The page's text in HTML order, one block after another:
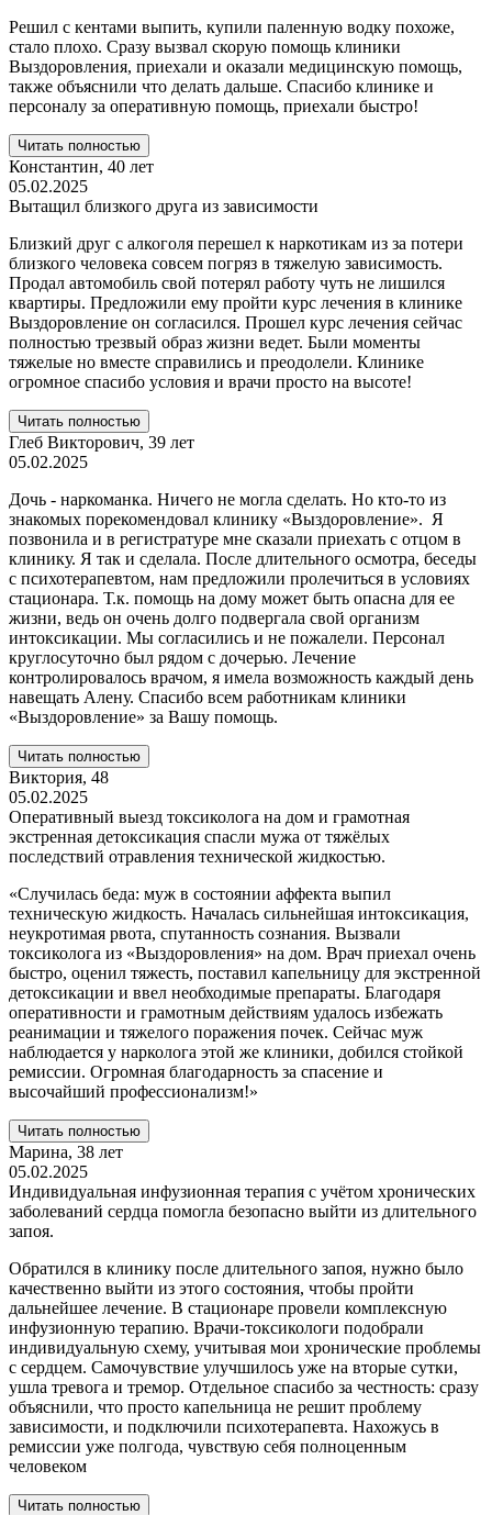
Решил с кентами выпить, купили паленную водку похоже,
стало плохо. Сразу вызвал скорую помощь клиники
Выздоровления, приехали и оказали медицинскую помощь,
также объяснили что делать дальше. Спасибо клинике и
персоналу за оперативную помощь, приехали быстро!
Читать полностью
Константин, 40 лет
05.02.2025
Вытащил близкого друга из зависимости
Близкий друг с алкоголя перешел к наркотикам из за потери
близкого человека совсем погряз в тяжелую зависимость.
Продал автомобиль свой потерял работу чуть не лишился
квартиры. Предложили ему пройти курс лечения в клинике
Выздоровление он согласился. Прошел курс лечения сейчас
полностью трезвый образ жизни ведет. Были моменты
тяжелые но вместе справились и преодолели. Клинике
огромное спасибо условия и врачи просто на высоте!
Читать полностью
Глеб Викторович, 39 лет
05.02.2025
Дочь - наркоманка. Ничего не могла сделать. Но кто-то из
знакомых порекомендовал клинику «Выздоровление». Я
позвонила и в регистратуре мне сказали приехать с отцом в
клинику. Я так и сделала. После длительного осмотра, беседы
с психотерапевтом, нам предложили пролечиться в условиях
стационара. Т.к. помощь на дому может быть опасна для ее
жизни, ведь он очень долго подвергала свой организм
интоксикации. Мы согласились и не пожалели. Персонал
круглосуточно был рядом с дочерью. Лечение
контролировалось врачом, я имела возможность каждый день
навещать Алену. Спасибо всем работникам клиники
«Выздоровление» за Вашу помощь.
Читать полностью
Виктория, 48
05.02.2025
Оперативный выезд токсиколога на дом и грамотная
экстренная детоксикация спасли мужа от тяжёлых
последствий отравления технической жидкостью.
«Случилась беда: муж в состоянии аффекта выпил
техническую жидкость. Началась сильнейшая интоксикация,
неукротимая рвота, спутанность сознания. Вызвали
токсиколога из «Выздоровления» на дом. Врач приехал очень
быстро, оценил тяжесть, поставил капельницу для экстренной
детоксикации и ввел необходимые препараты. Благодаря
оперативности и грамотным действиям удалось избежать
реанимации и тяжелого поражения почек. Сейчас муж
наблюдается у нарколога этой же клиники, добился стойкой
ремиссии. Огромная благодарность за спасение и
высочайший профессионализм!»
Читать полностью
Марина, 38 лет
05.02.2025
Индивидуальная инфузионная терапия с учётом хронических
заболеваний сердца помогла безопасно выйти из длительного
запоя.
Обратился в клинику после длительного запоя, нужно было
качественно выйти из этого состояния, чтобы пройти
дальнейшее лечение. В стационаре провели комплексную
инфузионную терапию. Врачи-токсикологи подобрали
индивидуальную схему, учитывая мои хронические проблемы
с сердцем. Самочувствие улучшилось уже на вторые сутки,
ушла тревога и тремор. Отдельное спасибо за честность: сразу
объяснили, что просто капельница не решит проблему
зависимости, и подключили психотерапевта. Нахожусь в
ремиссии уже полгода, чувствую себя полноценным
человеком
Читать полностью